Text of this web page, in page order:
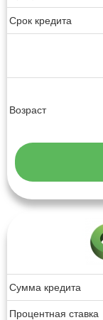
Срок кредита
Возраст
Сумма кредита
Процентная ставка